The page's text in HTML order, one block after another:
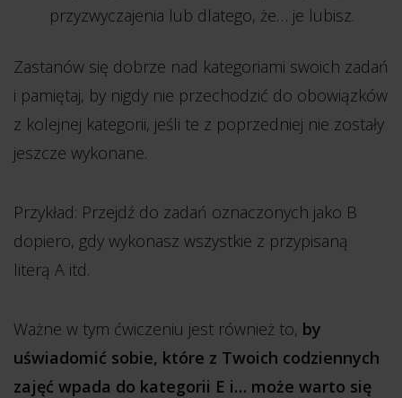
przyzwyczajenia lub dlatego, że… je lubisz.
Zastanów się dobrze nad kategoriami swoich zadań
i pamiętaj, by nigdy nie przechodzić do obowiązków
z kolejnej kategorii, jeśli te z poprzedniej nie zostały
jeszcze wykonane.
Przykład: Przejdź do zadań oznaczonych jako B
dopiero, gdy wykonasz wszystkie z przypisaną
literą A itd.
Ważne w tym ćwiczeniu jest również to, by
uświadomić sobie, które z Twoich codziennych
zajęć wpada do kategorii E i… może warto się